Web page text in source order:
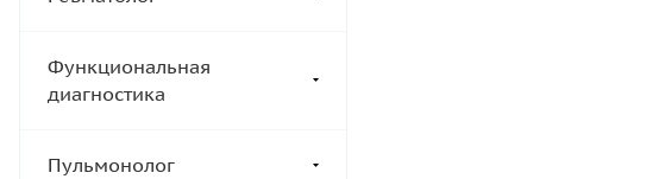
Функциональная
диагностика
Пульмонолог